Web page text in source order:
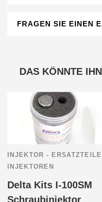
FRAGEN SIE EINEN
DAS KÖNNTE
INJEKTOR - ERSATZTEILE
INJEKTOREN
Delta Kits I-100SM
Schraubinjektor